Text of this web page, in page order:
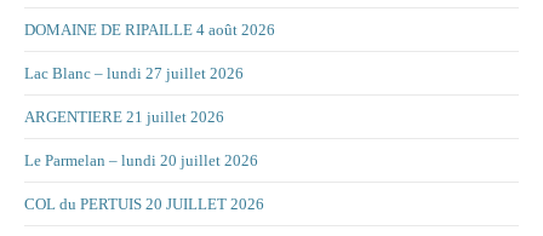
DOMAINE DE RIPAILLE 4 août 2026
Lac Blanc – lundi 27 juillet 2026
ARGENTIERE 21 juillet 2026
Le Parmelan – lundi 20 juillet 2026
COL du PERTUIS 20 JUILLET 2026